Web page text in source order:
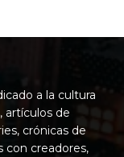
a la cultura
artículos de
crónicas de
con creadores,